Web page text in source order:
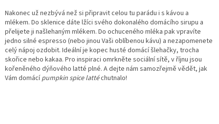
Nakonec už nezbývá než si připravit celou tu parádu i s kávou a
mlékem. Do sklenice dáte lžíci svého dokonalého domácího sirupu a
přelijete ji našlehaným mlékem. Do ochuceného mléka pak vpravíte
jedno silné espresso (nebo jinou Vaši oblíbenou kávu) a nezapomenete
celý nápoj ozdobit. Ideální je kopec husté domácí šlehačky, trocha
skořice nebo kakaa. Pro inspiraci omrkněte sociální sítě, v říjnu jsou
kořeněného dýňového latté plné. A dejte nám samozřejmě vědět, jak
Vám domácípumpkin spice lattéchutnalo!